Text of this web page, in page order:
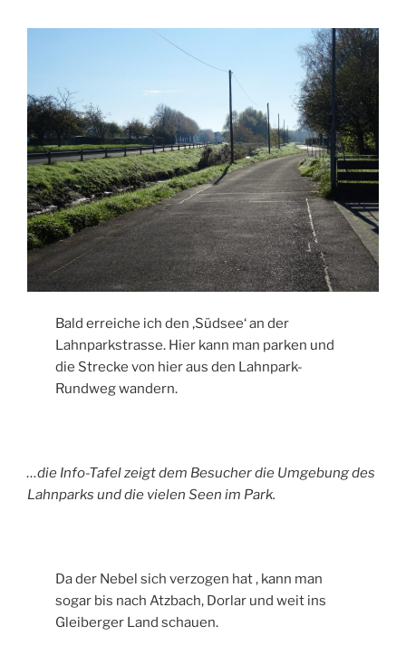
Bald erreiche ich den ‚Südsee‘ an der
Lahnparkstrasse. Hier kann man parken und
die Strecke von hier aus den Lahnpark-
Rundweg wandern.
…die Info-Tafel zeigt dem Besucher die Umgebung des
Lahnparks und die vielen Seen im Park.
Da der Nebel sich verzogen hat , kann man
sogar bis nach Atzbach, Dorlar und weit ins
Gleiberger Land schauen.